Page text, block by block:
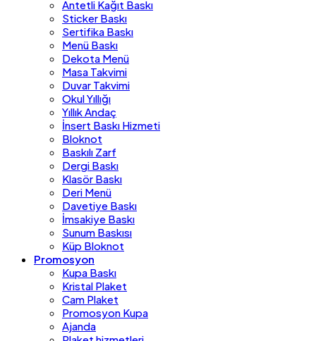
Antetli Kağıt Baskı
Sticker Baskı
Sertifika Baskı
Menü Baskı
Dekota Menü
Masa Takvimi
Duvar Takvimi
Okul Yıllığı
Yıllık Andaç
İnsert Baskı Hizmeti
Bloknot
Baskılı Zarf
Dergi Baskı
Klasör Baskı
Deri Menü
Davetiye Baskı
İmsakiye Baskı
Sunum Baskısı
Küp Bloknot
Promosyon
Kupa Baskı
Kristal Plaket
Cam Plaket
Promosyon Kupa
Ajanda